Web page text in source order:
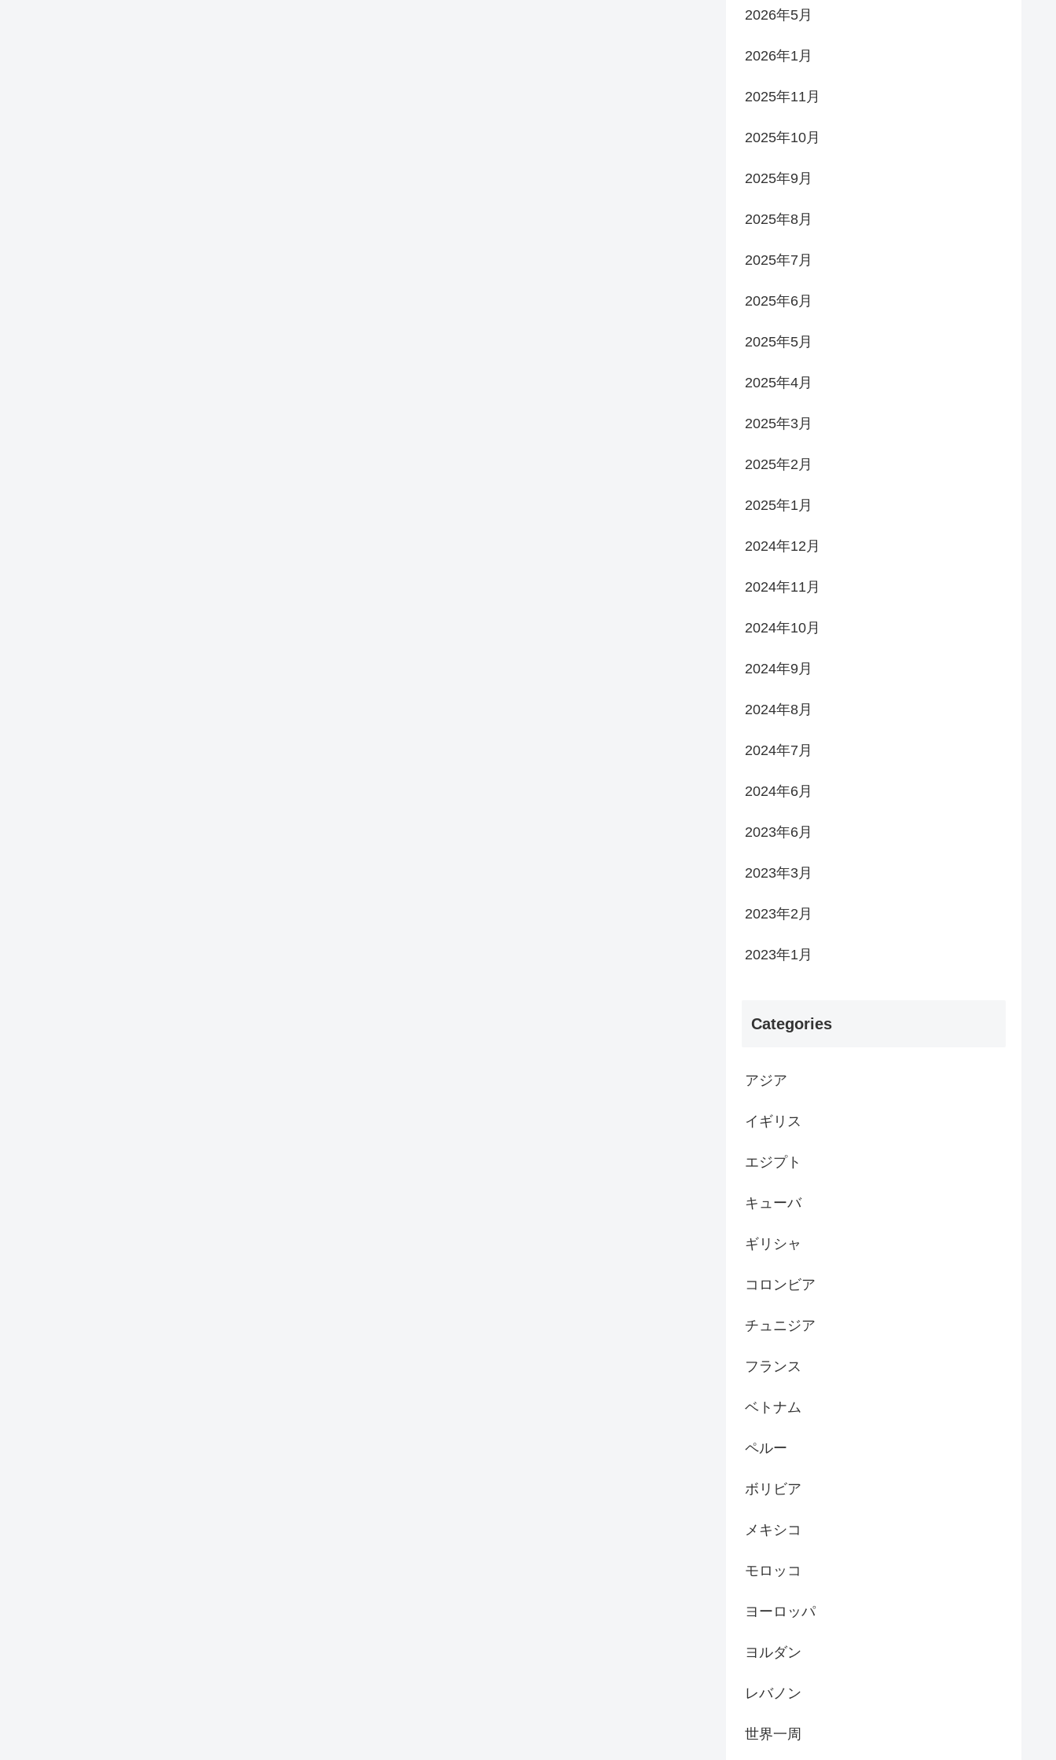
2026年5月
2026年1月
2025年11月
2025年10月
2025年9月
2025年8月
2025年7月
2025年6月
2025年5月
2025年4月
2025年3月
2025年2月
2025年1月
2024年12月
2024年11月
2024年10月
2024年9月
2024年8月
2024年7月
2024年6月
2023年6月
2023年3月
2023年2月
2023年1月
Categories
アジア
イギリス
エジプト
キューバ
ギリシャ
コロンビア
チュニジア
フランス
ベトナム
ペルー
ボリビア
メキシコ
モロッコ
ヨーロッパ
ヨルダン
レバノン
世界一周